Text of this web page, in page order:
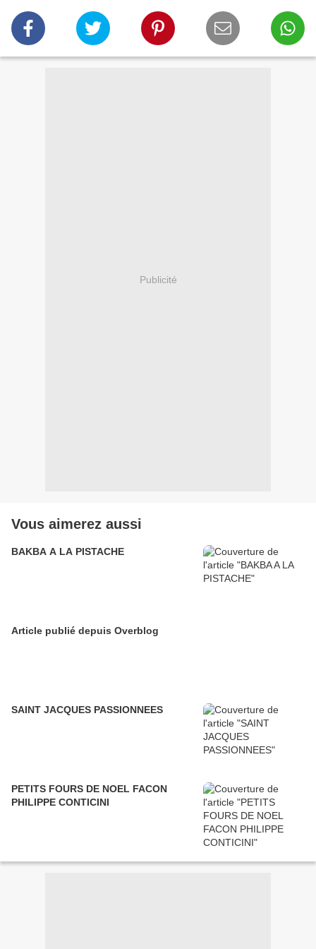
Publicité
Vous aimerez aussi
BAKBA A LA PISTACHE
Article publié depuis Overblog
SAINT JACQUES PASSIONNEES
PETITS FOURS DE NOEL FACON
PHILIPPE CONTICINI